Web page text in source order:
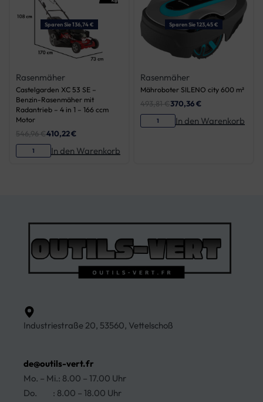
Sparen Sie 136,74 €
Rasenmäher
Castelgarden XC 53 SE –
Benzin-Rasenmäher mit
Radantrieb – 4 in 1 – 166 ccm
Motor
546,96€410,22€
In den Warenkorb
Sparen Sie 123,45 €
Rasenmäher
Mähroboter SILENO city 600 m²
493,81€370,36€
In den Warenkorb
Industriestraße 20, 53560, Vettelschoß
de@outils-vert.fr
Mo. – Mi.: 8.00 – 17.00 Uhr
Do. : 8.00 – 18.00 Uhr